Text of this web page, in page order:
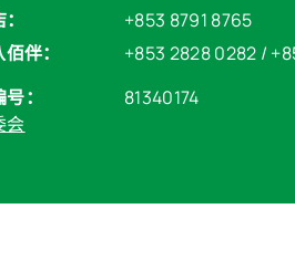
+853 8791 8765
伴：
+853 2828 0282 /
：
81340174
会